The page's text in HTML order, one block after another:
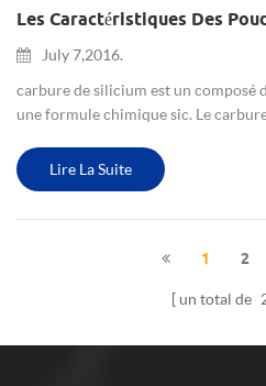
July 7,2016.
carbure de silicium est un composé
une formule chimique sic. Le
sic), avec une structure cristalline de
Lire La Suite
1 2
un total de